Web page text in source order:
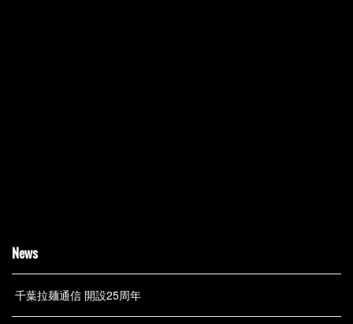
News
千葉拉麺通信 開設25周年